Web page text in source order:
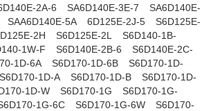
2A-6 SA6D140E-3E-7
SA6D140E-
SAA6D140E-5A 6D125E-2J-5
S6D125E-
2H S6D125E-2L
S6D140-1B-
1W-F S6D140E-2B-6
S6D140E-2C-
1D-6A S6D170-1D-6B
S6D170-1D-
S6D170-1D-A S6D170-1D-B
S6D170-1D-
1D-W S6D170-1G
S6D170-1G-
1G-6C S6D170-1G-6W
S6D170-